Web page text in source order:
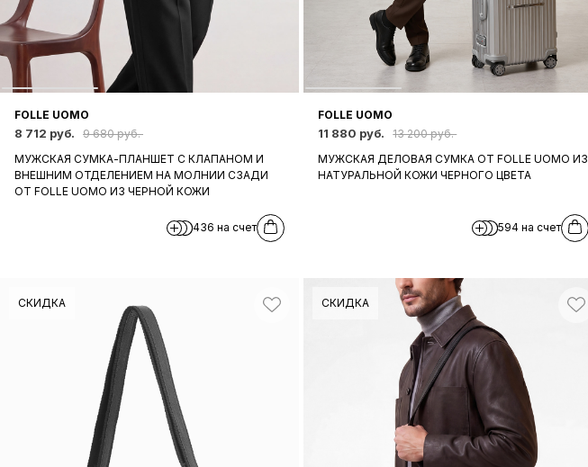
FOLLE UOMO
8 712 руб.
9 680 руб.
МУЖСКАЯ СУМКА-ПЛАНШЕТ С КЛАПАНОМ И
ВНЕШНИМ ОТДЕЛЕНИЕМ НА МОЛНИИ СЗАДИ
ОТ FOLLE UOMO ИЗ ЧЕРНОЙ КОЖИ
436 на счет
FOLLE UOMO
11 880 руб.
13 200 руб.
МУЖСКАЯ ДЕЛОВАЯ СУМКА ОТ FOLLE UOMO ИЗ
НАТУРАЛЬНОЙ КОЖИ ЧЕРНОГО ЦВЕТА
594 на счет
СКИДКА СКИДКА